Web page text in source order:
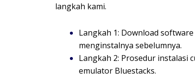
langkah kami.
Langkah 1: Download
menginstalnya sebelumnya.
Langkah 2: Prosedur instalasi
emulator Bluestacks.